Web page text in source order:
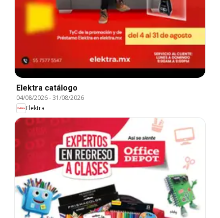
Elektra catálogo
04/08/2026-31/08/2026
Elektra